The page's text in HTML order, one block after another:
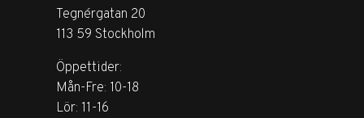
Tegnérgatan 20
113 59 Stockholm
Öppettider:
Mån-Fre: 10-18
Lör: 11-16